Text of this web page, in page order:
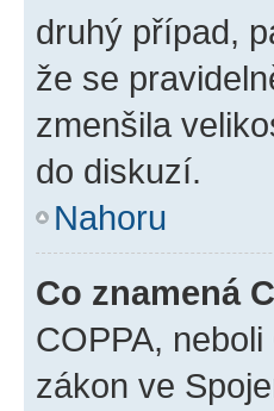
druhý případ,
že se
zmenšila
do diskuzí.
Nahoru
Co znamená
COPPA,
zákon ve